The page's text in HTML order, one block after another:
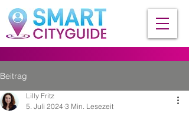
Beitrag
Lilly Fritz
5. Juli 2024 3 Min. Lesezeit